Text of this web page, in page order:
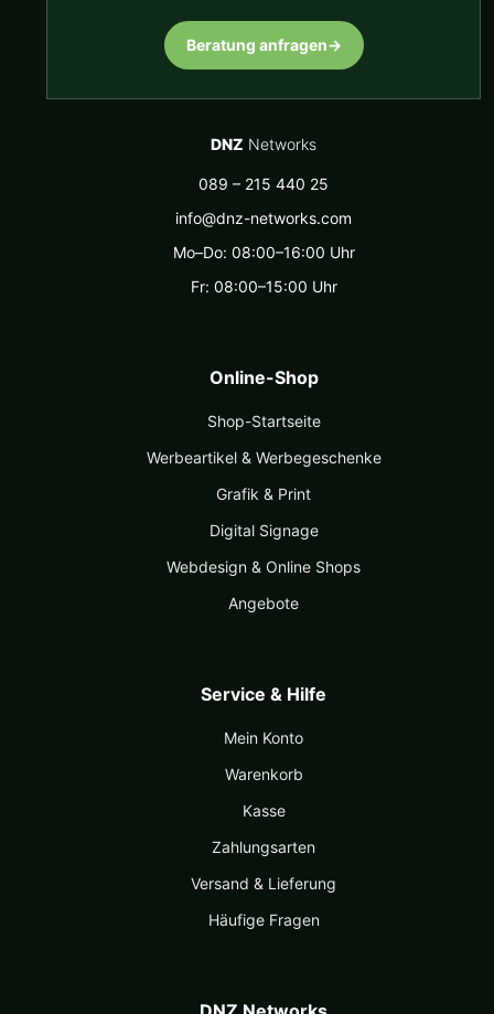
Beratung anfragen→
DNZ Networks
089 – 215 440 25
info@dnz-networks.com
Mo–Do: 08:00–16:00 Uhr
Fr: 08:00–15:00 Uhr
Online-Shop
Shop-Startseite
Werbeartikel & Werbegeschenke
Grafik & Print
Digital Signage
Webdesign & Online Shops
Angebote
Service & Hilfe
Mein Konto
Warenkorb
Kasse
Zahlungsarten
Versand & Lieferung
Häufige Fragen